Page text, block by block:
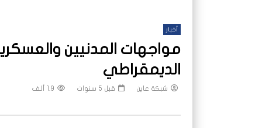
أخبار
مواجهات المدنيين
الديمقراطي
شبكة عاين قبل 5 سنوات 1.9 ألف